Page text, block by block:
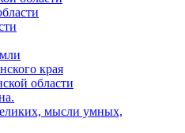
края
области
мысли умных,